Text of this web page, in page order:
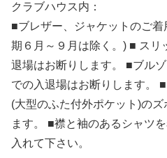
クラブハウス内：
■ブレザー、ジャケットのご
期６月～９月は除く。) ■ スリ
退場はお断りします。 ■ブル
での入退場はお断りします。
(大型のふた付外ポケット)の
ます。 ■襟と袖のあるシャツ
入れて下さい。